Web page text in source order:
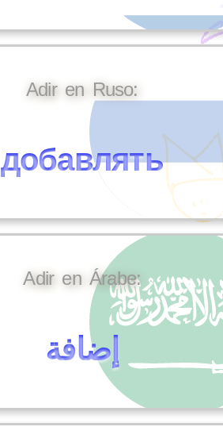
Adir en Ruso:
добавлять
Adir en Árabe:
إضافة